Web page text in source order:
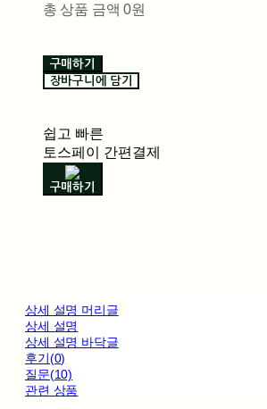
총 상품 금액 0원
구매하기
장바구니에 담기
쉽고 빠른
토스페이 간편결제
구매하기
상세 설명 머리글
상세 설명
상세 설명 바닥글
후기(0)
질문(10)
관련 상품